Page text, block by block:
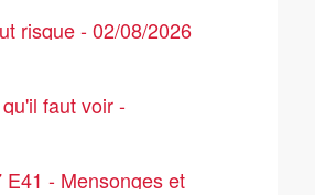
risque - 02/08/2026
faut voir -
E41 - Mensonges et